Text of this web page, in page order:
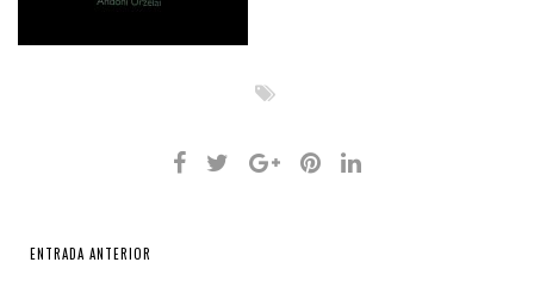
ENTRADA ANTERIOR